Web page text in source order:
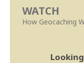
WATCH
How Geocaching